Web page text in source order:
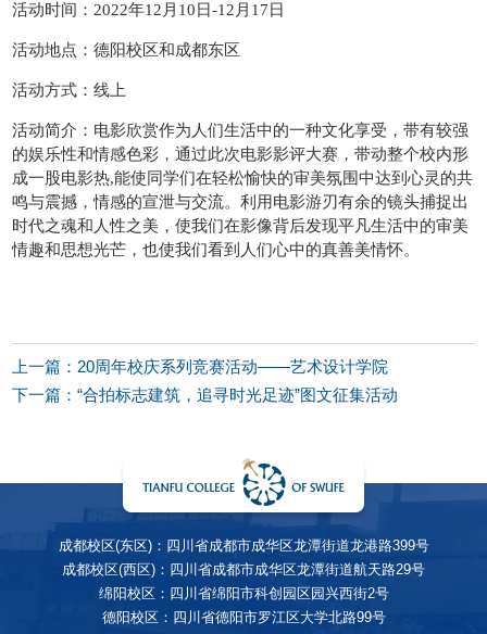
活动时间：2022年12月10日-12月17日
活动地点：德阳校区和成都东区
活动方式：线上
活动简介：电影欣赏作为人们生活中的一种文化享受，带有较强
的娱乐性和情感色彩，通过此次电影影评大赛，带动整个校内形
成一股电影热,能使同学们在轻松愉快的审美氛围中达到心灵的共
鸣与震撼，情感的宣泄与交流。利用电影游刃有余的镜头捕捉出
时代之魂和人性之美，使我们在影像背后发现平凡生活中的审美
情趣和思想光芒，也使我们看到人们心中的真善美情怀。
上一篇：20周年校庆系列竞赛活动——艺术设计学院
下一篇：“合拍标志建筑，追寻时光足迹”图文征集活动
成都校区(东区)：四川省成都市成华区龙潭街道龙港路399号
成都校区(西区)：四川省成都市成华区龙潭街道航天路29号
绵阳校区：四川省绵阳市科创园区园兴西街2号
德阳校区：四川省德阳市罗江区大学北路99号